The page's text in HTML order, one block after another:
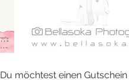
Du möchtest einen